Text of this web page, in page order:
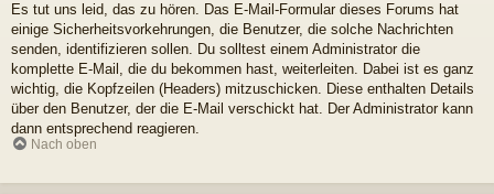
Es tut uns leid, das zu hören. Das E-Mail-Formular dieses Forums hat
einige Sicherheitsvorkehrungen, die Benutzer, die solche Nachrichten
senden, identifizieren sollen. Du solltest einem Administrator die
komplette E-Mail, die du bekommen hast, weiterleiten. Dabei ist es ganz
wichtig, die Kopfzeilen (Headers) mitzuschicken. Diese enthalten Details
über den Benutzer, der die E-Mail verschickt hat. Der Administrator kann
dann entsprechend reagieren.
Nach oben